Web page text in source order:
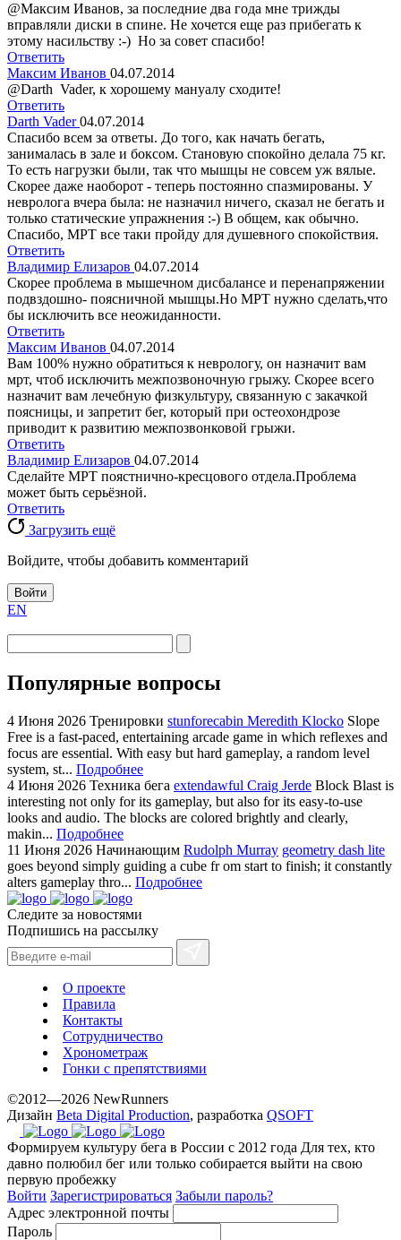
@Максим Иванов, за последние два года мне трижды
вправляли диски в спине. Не хочется еще раз прибегать к
этому насильству :-) Но за совет спасибо!
Ответить
Максим Иванов 04.07.2014
@Darth Vader, к хорошему мануалу сходите!
Ответить
Darth Vader 04.07.2014
Спасибо всем за ответы. До того, как начать бегать,
занималась в зале и боксом. Становую спокойно делала 75 кг.
То есть нагрузки были, так что мышцы не совсем уж вялые.
Скорее даже наоборот - теперь постоянно спазмированы. У
невролога вчера была: не назначил ничего, сказал не бегать и
только статические упражнения :-) В общем, как обычно.
Спасибо, МРТ все таки пройду для душевного спокойствия.
Ответить
Владимир Елизаров 04.07.2014
Скорее проблема в мышечном дисбалансе и перенапряжении
подвздошно- поясничной мышцы.Но МРТ нужно сделать,что
бы исключить все неожиданности.
Ответить
Максим Иванов 04.07.2014
Вам 100% нужно обратиться к неврологу, он назначит вам
мрт, чтоб исключить межпозвоночную грыжу. Скорее всего
назначит вам лечебную физкультуру, связанную с закачкой
поясницы, и запретит бег, который при остеохондрозе
приводит к развитию межпозвонковой грыжи.
Ответить
Владимир Елизаров 04.07.2014
Сделайте МРТ поястнично-кресцового отдела.Проблема
может быть серьёзной.
Ответить
Загрузить ещё
Войдите, чтобы добавить комментарий
Войти
EN
Популярные вопросы
4 Июня 2026 Тренировки stunforecabin Meredith Klocko Slope
Free is a fast-paced, entertaining arcade game in which reflexes and
focus are essential. With easy but hard gameplay, a random level
system, st... Подробнее
4 Июня 2026 Техника бега extendawful Craig Jerde Block Blast is
interesting not only for its gameplay, but also for its easy-to-use
looks and audio. The blocks are colored brightly and clearly,
makin... Подробнее
11 Июня 2026 Начинающим Rudolph Murray geometry dash lite
goes beyond simply guiding a cube fr om start to finish; it constantly
alters gameplay thro... Подробнее
Следите за новостями
Подпишись на рассылку
О проекте
Правила
Контакты
Сотрудничество
Хронометраж
Гонки с препятствиями
©2012—2026 NewRunners
Дизайн Beta Digital Production, разработка QSOFT
Формируем культуру бега в России с 2012 года Для тех, кто
давно полюбил бег или только собирается выйти на свою
первую пробежку
Войти Зарегистрироваться Забыли пароль?
Адрес электронной почты
Пароль